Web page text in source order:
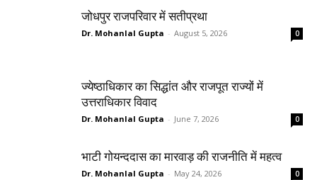
जोधपुर राजपरिवार में सतीप्रथा
Dr. Mohanlal Gupta - August 5, 2026 0
ज्येष्ठाधिकार का सिद्धांत और राजपूत राज्यों में
उत्तराधिकार विवाद
Dr. Mohanlal Gupta - June 7, 2026 0
भाटी गोयन्ददास का मारवाड़ की राजनीति में महत्व
Dr. Mohanlal Gupta - May 24, 2026 0